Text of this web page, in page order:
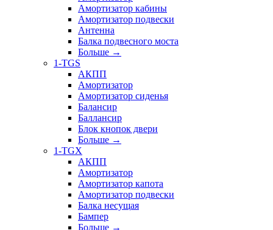
Амортизатор кабины
Амортизатор подвески
Антенна
Балка подвесного моста
Больше →
1-TGS
АКПП
Амортизатор
Амортизатор сиденья
Балансир
Баллансир
Блок кнопок двери
Больше →
1-TGX
АКПП
Амортизатор
Амортизатор капота
Амортизатор подвески
Балка несущая
Бампер
Больше →